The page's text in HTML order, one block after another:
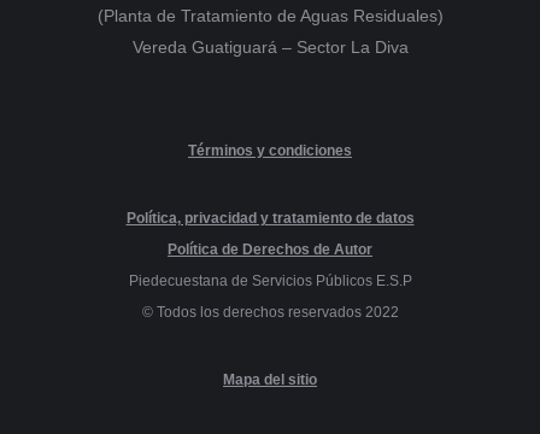
(Planta de Tratamiento de Aguas Residuales)
Vereda Guatiguará – Sector La Diva
Términos y condiciones
Política, privacidad y tratamiento de datos
Política de Derechos de Autor
Piedecuestana de Servicios Públicos E.S.P
© Todos los derechos reservados 2022
Mapa del sitio